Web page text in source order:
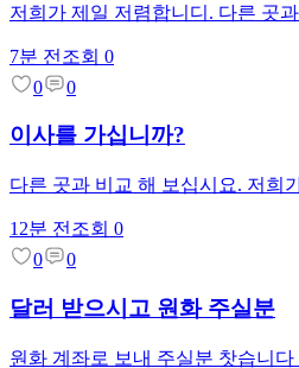
저희가 제일 저렴합니디. 다른 곳
7분 전 조회 0
0
0
이사를 가십니까?
다른 곳과 비교 해 보십시요. 저희
12분 전 조회 0
0
0
달러 받으시고 원화 주실분
원화 계좌로 보내 주실분 찻습니